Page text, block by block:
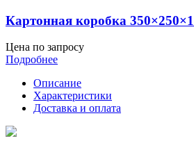
Картонная коробка
Цена по запросу
Подробнее
Описание
Характеристики
Доставка и оплата